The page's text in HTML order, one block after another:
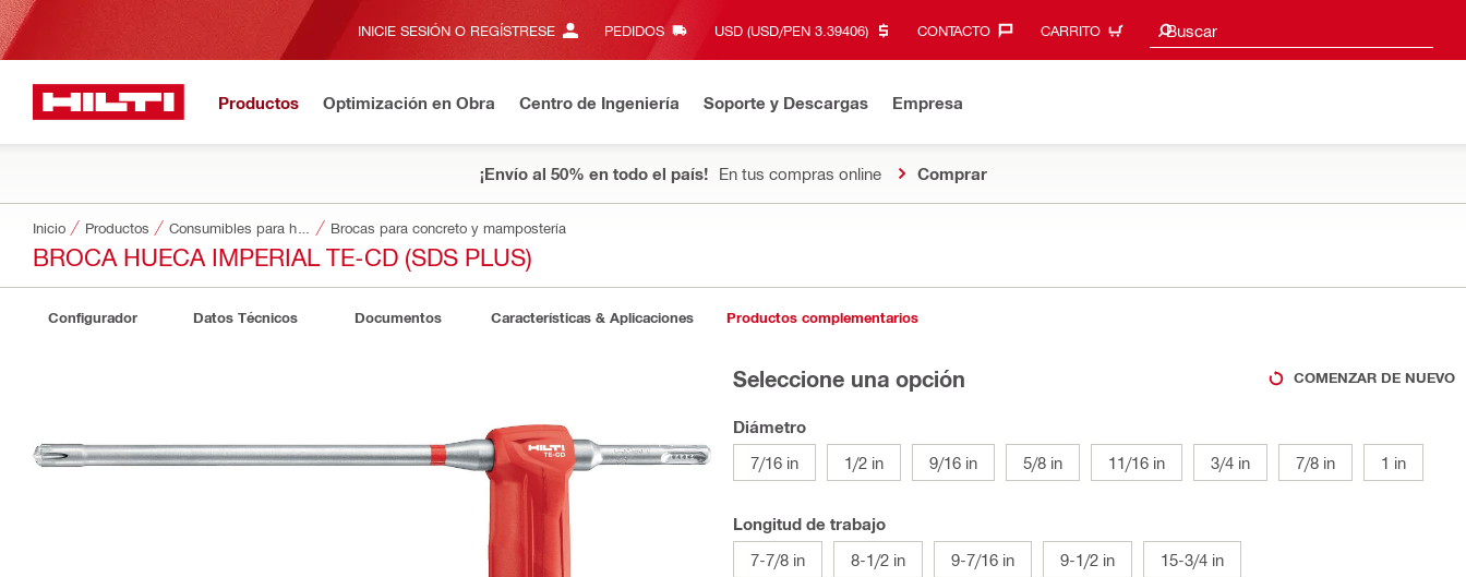
INICIE SESIÓN O REGÍSTRESE PEDIDOS USD (USD/PEN 3.39406)‎ CONTACTO‎ CARRITO Buscar
Sugerencias de búsqueda
Productos Optimización en Obra Centro de Ingeniería Soporte y Descargas Empresa
¡Envío al 50% en todo el país! En tus compras online Comprar
Inicio Productos Brocas para concreto y mampostería
BROCA HUECA IMPERIAL TE-CD (SDS PLUS)
Configurador Datos Técnicos Documentos Características & Aplicaciones Productos complementarios
Seleccione una opción COMENZAR DE NUEVO
Diámetro
7/16 in
1/2 in 9/16 in 5/8 in 11/16 in 3/4 in 7/8 in 1 in
Longitud de trabajo
7-7/8 in
8-1/2 in 9-7/16 in 9-1/2 in 15-3/4 in